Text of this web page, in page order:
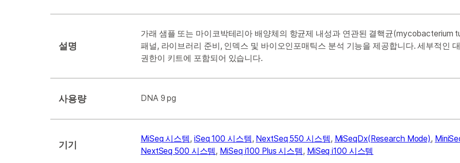
설명
가래 샘플 또는 마이코박테리아 배양체의 항균제 내성과 연관된 결핵균(mycobacterium
패널, 라이브러리 준비, 인덱스 및 바이오인포매틱스 분석 기능을 제공합니다. 세부적인
권한이 키트에 포함되어 있습니다.
사용량 DNA 9 pg
기기
MiSeq 시스템, iSeq 100 시스템, NextSeq 550 시스템, MiSeqDx(Research Mode),
NextSeq 500 시스템, MiSeq i100 Plus 시스템, MiSeq i100 시스템